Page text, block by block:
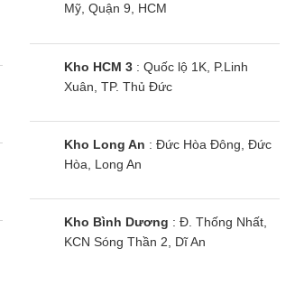
Điện Máy Siêu Rẻ
nhất thị trường
Mỹ, Quận 9, HCM
Kho HCM 3: Quốc lộ 1K, P.Linh
Xuân, TP. Thủ Đức
Kho Long An : Đức Hòa Đông, Đức
Hòa, Long An
Kho Bình Dương : Đ. Thống Nhất,
KCN Sóng Thần 2, Dĩ An